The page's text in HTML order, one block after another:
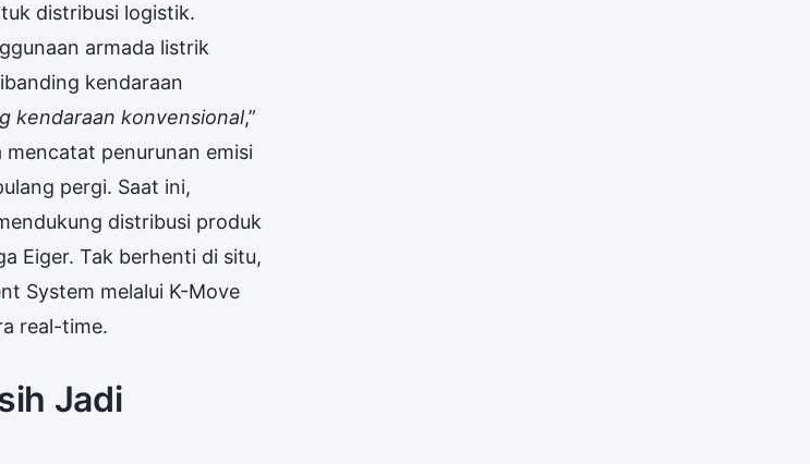
distribusi logistik.
armada listrik
kendaraan
kendaraan konvensional,”
mencatat penurunan emisi
pergi. Saat ini,
distribusi produk
Eiger. Tak berhenti di situ,
System melalui K-Move
real-time.
Jadi